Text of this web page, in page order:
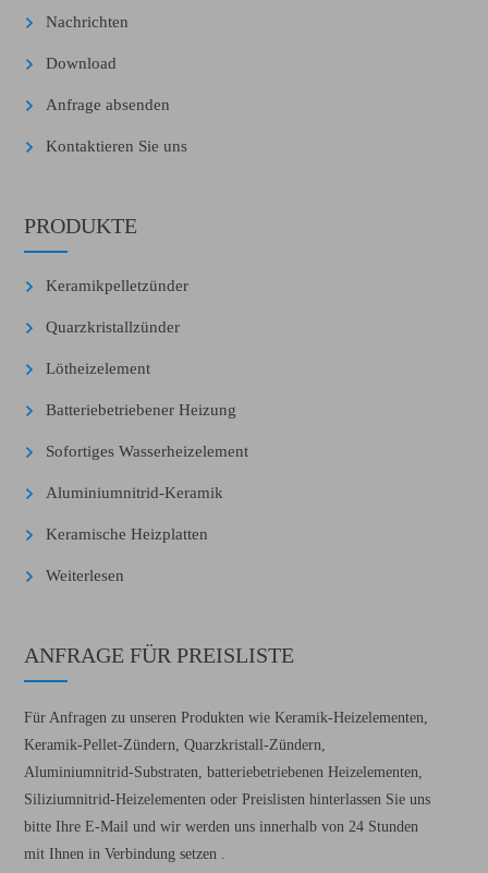
Nachrichten
Download
Anfrage absenden
Kontaktieren Sie uns
PRODUKTE
Keramikpelletzünder
Quarzkristallzünder
Lötheizelement
Batteriebetriebener Heizung
Sofortiges Wasserheizelement
Aluminiumnitrid-Keramik
Keramische Heizplatten
Weiterlesen
ANFRAGE FÜR PREISLISTE
Für Anfragen zu unseren Produkten wie Keramik-Heizelementen,
Keramik-Pellet-Zündern, Quarzkristall-Zündern,
Aluminiumnitrid-Substraten, batteriebetriebenen Heizelementen,
Siliziumnitrid-Heizelementen oder Preislisten hinterlassen Sie uns
bitte Ihre E-Mail und wir werden uns innerhalb von 24 Stunden
mit Ihnen in Verbindung setzen .